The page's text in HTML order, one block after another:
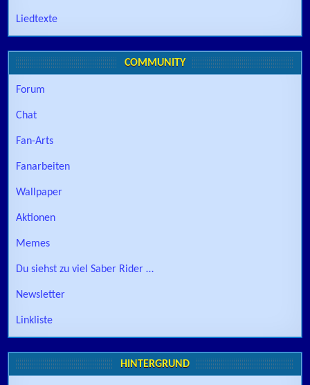
Liedtexte
COMMUNITY
Forum
Chat
Fan-Arts
Fanarbeiten
Wallpaper
Aktionen
Memes
Du siehst zu viel Saber Rider …
Newsletter
Linkliste
HINTERGRUND